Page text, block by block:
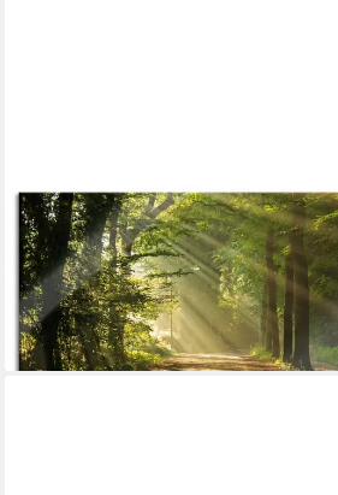
PIXXPRINT
Glasbild Waldweg im Frühling, Waldweg
Glasbild aus Echtglas, inkl.
ab 67,95 € UVP77,95 €
-13%
lieferbar - in 3-4 Werktagen bei dir